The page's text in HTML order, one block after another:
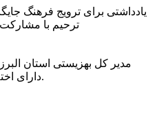
یادداشتی برای ترویج فرهنگ
ترحیم با مشارکت
دارای اختلالات بینایی در این استان خبر داد.